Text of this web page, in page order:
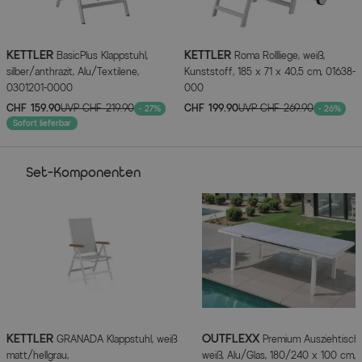
ca. 180/240 x 100 cm (L x B)
ca. 47,8 kg (Gewicht)
KETTLER GRANADA Klappstuhl
ca. 61 cm (Breite)
ca. 5,5 kg (Gewicht)
Artikelmerkmale
Attribute Werte
Weiß
Herstellerinformationen
KETTLER BasicPlus Klappstuhl,
silber/anthrazit, Alu/Textilene,
0301201-0000
CHF 159.90UVPCHF 219.90 - 27%
Sofort lieferbar
KETTLER Roma Rollliege, weiß,
Kunststoff, 185 x 71 x 40,5 cm, 01638-
000
CHF 199.90UVPCHF 269.90 - 26%
Set-Komponenten
KETTLER GRANADA Klappstuhl, weiß
matt/hellgrau,
OUTFLEXX Premium Ausziehtisch,
weiß, Alu/Glas, 180/240 x 100 cm,